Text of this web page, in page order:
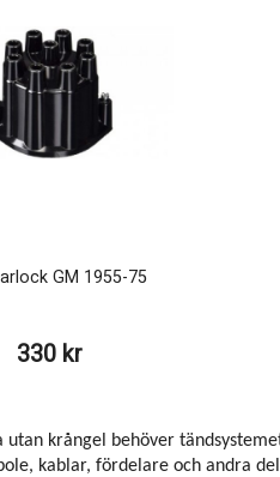
GM 1955-75
330 kr
utan krångel behöver
kablar, fördelare och andra